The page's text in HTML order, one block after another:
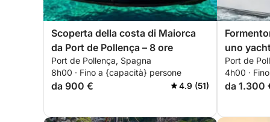
Scoperta della costa di Maiorca
da Port de Pollença – 8 ore
Port de Pollença, Spagna
8h00 · Fino a {capacità} persone
da 900 € 4.9 (51)
uno
con
Port de
4h00 ·
da 1.300